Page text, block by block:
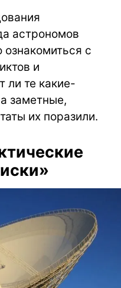
астрономов
с
и
ли те какие-
заметные,
их поразили.